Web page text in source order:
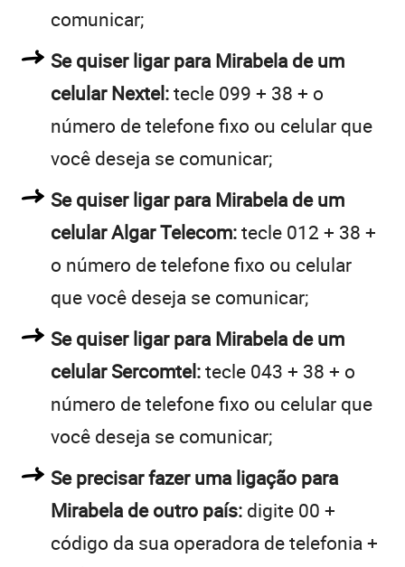
comunicar;
Se quiser ligar para Mirabela de um
celular Nextel:tecle 099 + 38 + o
número de telefone fixo ou celular que
você deseja se comunicar;
Se quiser ligar para Mirabela de um
celular Algar Telecom:tecle 012 + 38 +
o número de telefone fixo ou celular
que você deseja se comunicar;
Se quiser ligar para Mirabela de um
celular Sercomtel:tecle 043 + 38 + o
número de telefone fixo ou celular que
você deseja se comunicar;
Se precisar fazer uma ligação para
Mirabela de outro país: digite 00 +
código da sua operadora de telefonia +